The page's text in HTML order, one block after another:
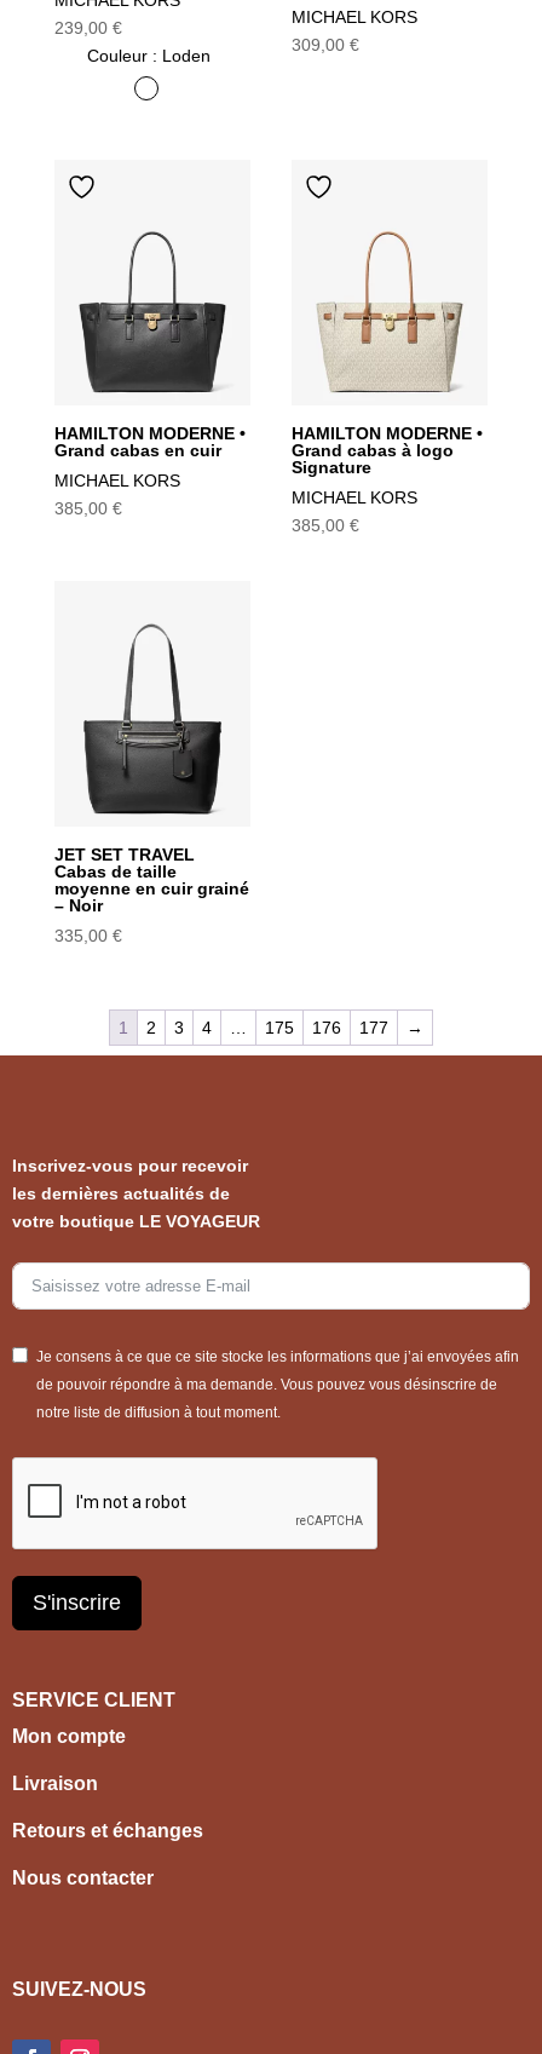
239,00 €
Couleur : Loden
Loden
MICHAEL KORS
309,00€
HAMILTON MODERNE •
Grand cabas en cuir
MICHAEL KORS
385,00 €
HAMILTON MODERNE •
Grand cabas à logo
Signature
MICHAEL KORS
385,00€
JET SET TRAVEL
Cabas de taille
moyenne en cuir grainé
– Noir
335,00 €
1 2 3 4 175 176 177 →
Inscrivez-vous pour recevoir
les dernières actualités de
votre boutique LE VOYAGEUR
Je consens à ce que ce site stocke les informations que j’ai envoyées afin
de pouvoir répondre à ma demande. Vous pouvez vous désinscrire de
notre liste de diffusion à tout moment.
S'inscrire
SERVICE CLIENT
Mon compte
Livraison
Retours et échanges
Nous contacter
SUIVEZ-NOUS